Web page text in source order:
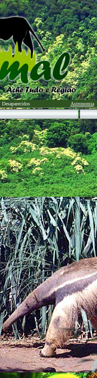
Desaparecidos Astronomia